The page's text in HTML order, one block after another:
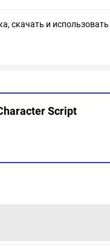
скачать и
Script